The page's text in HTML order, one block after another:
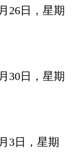
26日，星期
30日，星期
3日，星期